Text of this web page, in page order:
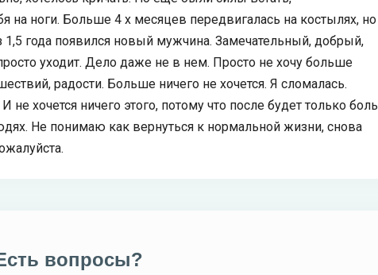
на ноги. Больше 4 х месяцев передвигалась на костылях, но
1,5 года появился новый мужчина. Замечательный, добрый,
уходит. Дело даже не в нем. Просто не хочу больше
радости. Больше ничего не хочется. Я сломалась.
не хочется ничего этого, потому что после будет только боль
Не понимаю как вернуться к нормальной жизни, снова
вопросы?